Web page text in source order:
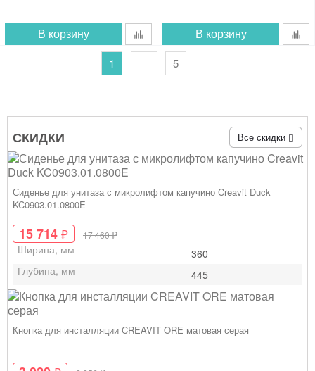
В корзину В корзину
1 5
СКИДКИ Все скидки
Сиденье для унитаза с микролифтом капучино Creavit Duck
KC0903.01.0800E
15 714 ₽ 17 460₽
Ширина, мм
360
Глубина, мм
445
Кнопка для инсталляции CREAVIT ORE матовая серая